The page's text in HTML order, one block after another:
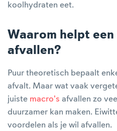
koolhydraten eet.
Waarom helpt
afvallen?
Puur theoretisch bepaalt
afvalt. Maar wat vaak
juiste macro's afvallen zo
duurzamer kan maken.
voordelen als je wil afvallen.